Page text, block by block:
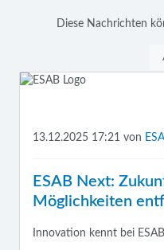
Diese Nachrichten
13.12.2025 17:21 von
ESAB Next:
Möglichkeiten
Innovation kennt bei